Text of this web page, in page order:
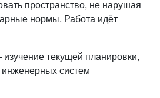
пространство, не нарушая
нормы. Работа идёт
текущей планировки,
инженерных систем